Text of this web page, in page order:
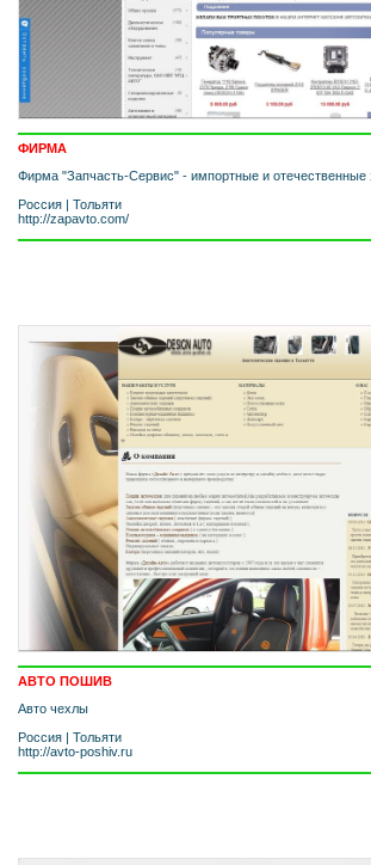
ФИРМА
Фирма "Запчасть-Сервис" - импортные и отечественные
Россия | Тольяти
http://zapavto.com/
АВТО ПОШИВ
Авто чехлы
Россия | Тольяти
http://avto-poshiv.ru